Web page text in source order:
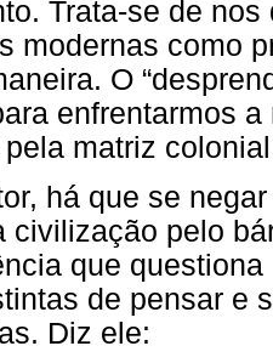
Trata-se de
modernas como
O
enfrentarmos
matriz
há que se
civilização pelo
que
de pensar e
Diz ele: